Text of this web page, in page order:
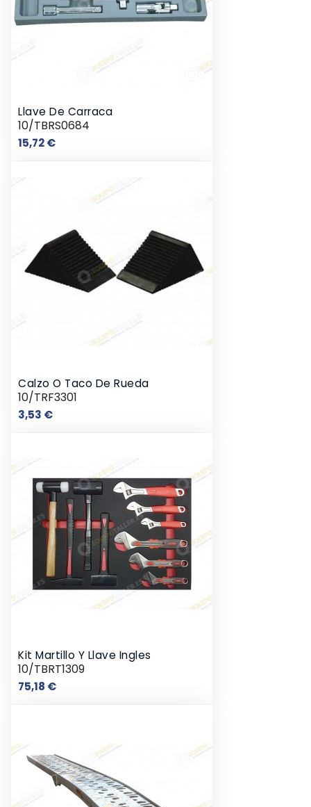
Llave De Carraca
10/TBRS0684
15,72 €Precio
Calzo O Taco De Rueda
10/TRF3301
3,53 €Precio
Kit Martillo Y Llave Ingles
10/TBRT1309
75,18 €Precio